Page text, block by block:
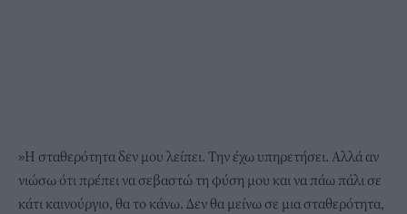
»Η σταθερότητα δεν μου λείπει. Την έχω υπηρετήσει. Αλλά αν
νιώσω ότι πρέπει να σεβαστώ τη φύση μου και να πάω πάλι σε
κάτι καινούργιο, θα το κάνω. Δεν θα μείνω σε μια σταθερότητα,